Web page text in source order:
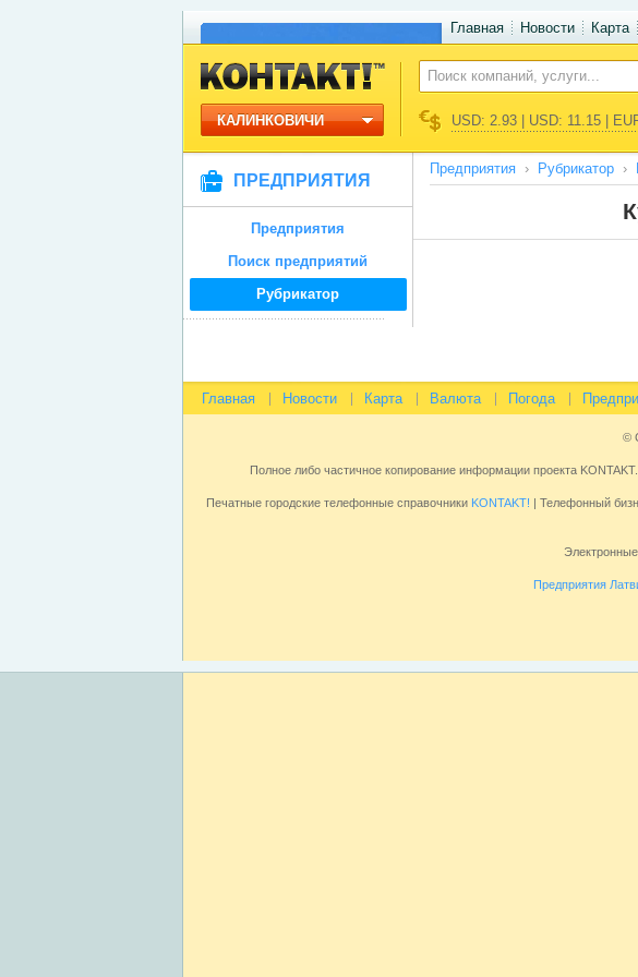
Главная Новости Карта
КАЛИНКОВИЧИ USD: 2.93 | USD: 11.15 |
ПРЕДПРИЯТИЯ
Предприятия
Поиск предприятий
Рубрикатор
Предприятия Рубрикатор
Главная Новости Карта Валюта Погода
©
Полное либо частичное копирование информации проекта
Печатные городские телефонные справочникиKONTAKT! | Телефонный
Предприятия